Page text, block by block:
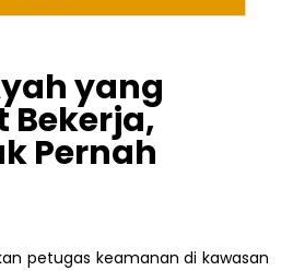
yang
Bekerja,
Pernah
petugas keamanan di kawasan